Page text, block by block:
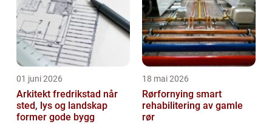
01 juni 2026
Arkitekt fredrikstad når
sted, lys og landskap
former gode bygg
18 mai 2026
Rørfornying smart
rehabilitering av gamle
rør